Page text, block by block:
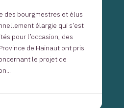
des bourgmestres et élus
élargie qui s’est
pour l’occasion, des
de Hainaut ont pris
le projet de